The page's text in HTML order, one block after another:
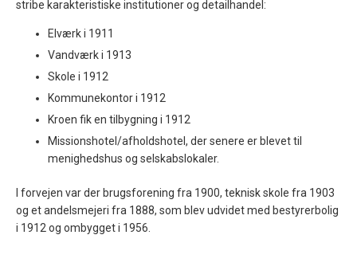
stribe karakteristiske institutioner og detailhandel:
Elværk i 1911
Vandværk i 1913
Skole i 1912
Kommunekontor i 1912
Kroen fik en tilbygning i 1912
Missionshotel/afholdshotel, der senere er blevet til
menighedshus og selskabslokaler.
I forvejen var der brugsforening fra 1900, teknisk skole fra 1903
og et andelsmejeri fra 1888, som blev udvidet med bestyrerbolig
i 1912 og ombygget i 1956.